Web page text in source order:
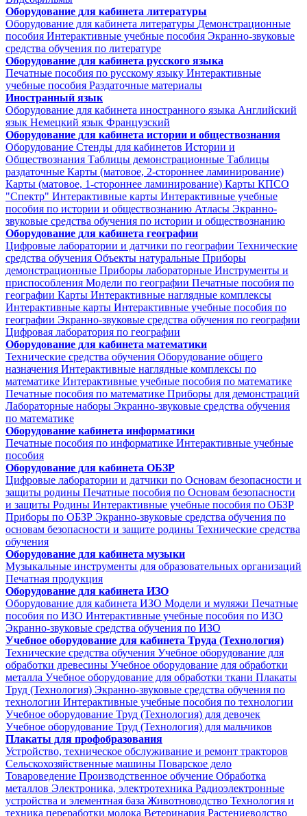
Оборудование для кабинета литературы
Оборудование для кабинета литературы Демонстрационные
пособия Интерактивные учебные пособия Экранно-звуковые
средства обучения по литературе
Оборудование для кабинета русского языка
Печатные пособия по русскому языку Интерактивные
учебные пособия Раздаточные материалы
Иностранный язык
Оборудование для кабинета иностранного языка Английский
язык Немецкий язык Французский
Оборудование для кабинета истории и обществознания
Оборудование Стенды для кабинетов Истории и
Обществознания Таблицы демонстрационные Таблицы
раздаточные Карты (матовое, 2-стороннее ламинирование)
Карты (матовое, 1-стороннее ламинирование) Карты КПСО
"Спектр" Интерактивные карты Интерактивные учебные
пособия по истории и обществознанию Атласы Экранно-
звуковые средства обучения по истории и обществознанию
Оборудование для кабинета географии
Цифровые лаборатории и датчики по географии Технические
средства обучения Объекты натуральные Приборы
демонстрационные Приборы лабораторные Инструменты и
приспособления Модели по географии Печатные пособия по
географии Карты Интерактивные наглядные комплексы
Интерактивные карты Интерактивные учебные пособия по
географии Экранно-звуковые средства обучения по географии
Цифровая лаборатория по географии
Оборудование для кабинета математики
Технические средства обучения Оборудование общего
назначения Интерактивные наглядные комплексы по
математике Интерактивные учебные пособия по математике
Печатные пособия по математике Приборы для демонстраций
Лабораторные наборы Экранно-звуковые средства обучения
по математике
Оборудование кабинета информатики
Печатные пособия по информатике Интерактивные учебные
пособия
Оборудование для кабинета ОБЗР
Цифровые лаборатории и датчики по Основам безопасности и
защиты родины Печатные пособия по Основам безопасности
и защиты Родины Интерактивные учебные пособия по ОБЗР
Приборы по ОБЗР Экранно-звуковые средства обучения по
основам безопасности и защите родины Технические средства
обучения
Оборудование для кабинета музыки
Музыкальные инструменты для образовательных организаций
Печатная продукция
Оборудование для кабинета ИЗО
Оборудование для кабинета ИЗО Модели и муляжи Печатные
пособия по ИЗО Интерактивные учебные пособия по ИЗО
Экранно-звуковые средства обучения по ИЗО
Учебное оборудование для кабинета Труда (Технология)
Технические средства обучения Учебное оборудование для
обработки древесины Учебное оборудование для обработки
металла Учебное оборудование для обработки ткани Плакаты
Труд (Технология) Экранно-звуковые средства обучения по
технологии Интерактивные учебные пособия по технологии
Учебное оборудование Труд (Технология) для девочек
Учебное оборудование Труд (Технология) для мальчиков
Плакаты для профобразования
Устройство, техническое обслуживание и ремонт тракторов
Сельскохозяйственные машины Поварское дело
Товароведение Производственное обучение Обработка
металлов Электроника, электротехника Радиоэлектронные
устройства и элементная база Животноводство Технология и
техника переработки молока Ветеринария Растениеводство